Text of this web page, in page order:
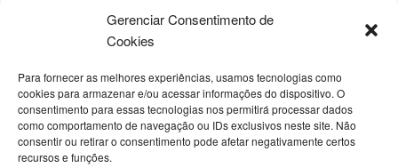
Gerenciar Consentimento de
Cookies
Para fornecer as melhores experiências, usamos tecnologias como
cookies para armazenar e/ou acessar informações do dispositivo. O
consentimento para essas tecnologias nos permitirá processar dados
como comportamento de navegação ou IDs exclusivos neste site. Não
consentir ou retirar o consentimento pode afetar negativamente certos
recursos e funções.
(66)
Sanduíches & Lanches
Sopa & Cia(2.731)
Sorvete(416)
Suíno(1.503)
Televisão(19)
Tempero(46)